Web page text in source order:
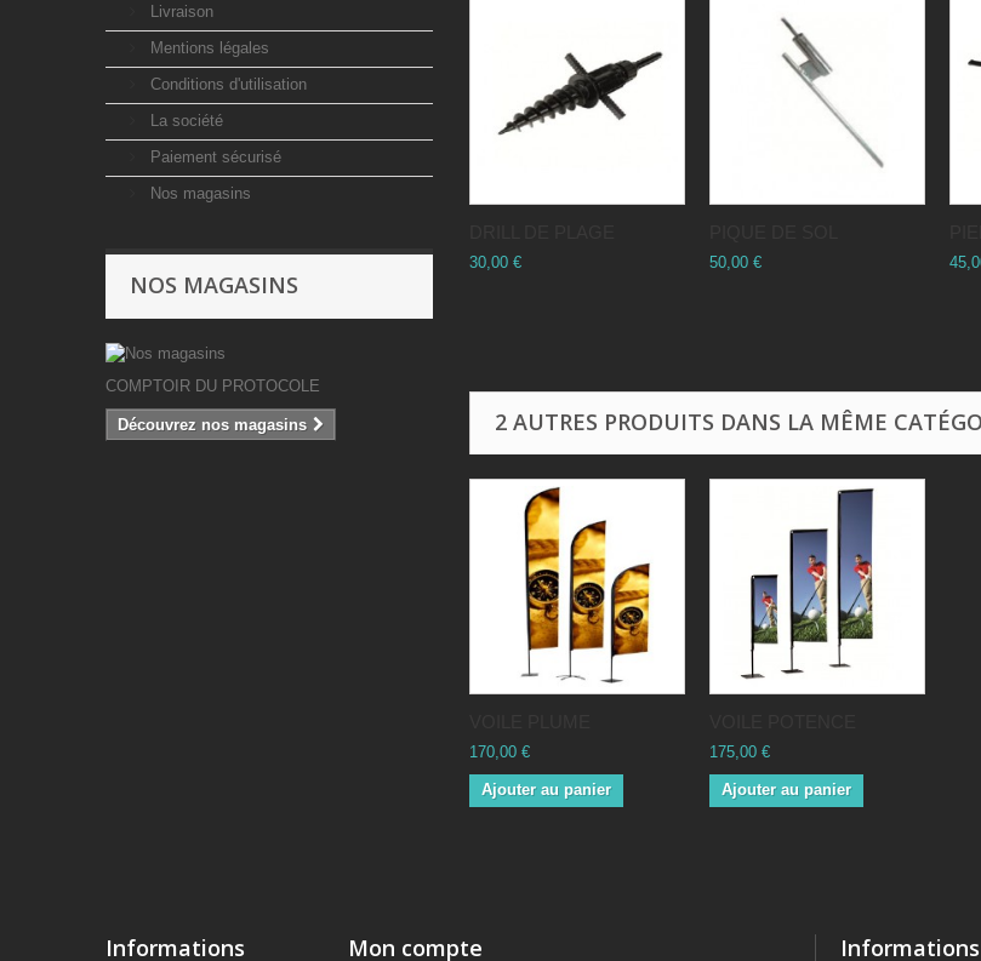
Livraison
Mentions légales
Conditions d'utilisation
La société
Paiement sécurisé
Nos magasins
NOS MAGASINS
COMPTOIR DU PROTOCOLE
Découvrez nos magasins
30,00 € 50,00 €
2 AUTRES PRODUITS DANS LA MÊME
170,00 €
Ajouter au panier
175,00 €
Ajouter au panier
Informations Mon compte